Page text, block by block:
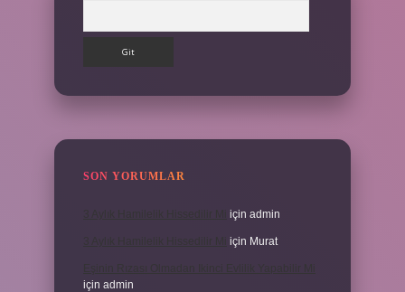
SON YORUMLAR
için admin
için Murat
için admin